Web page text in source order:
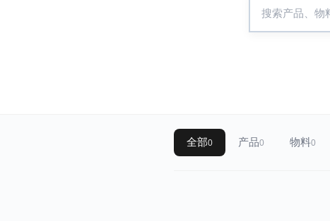
全部0 产品0 物料0